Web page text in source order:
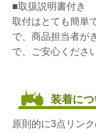
■取扱説明書付き
取付はとても簡単
で、商品担当者が
で、ご安心くださ
装着に
原則的に3点リン